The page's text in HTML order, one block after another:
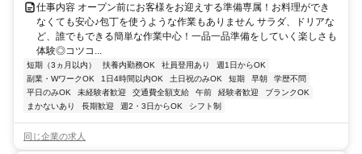
仕事内容 オープン前にお客様をお迎えする準備専属！お料理ができ
なくても安心♪包丁を使うような作業もありません サラダ、ドリアな
ど、誰でもできる簡単な作業中心！一品一品準備をしていく楽しさも
体験◎コツコ...
短期（3ヵ月以内） 扶養内勤務OK 社員登用あり
週1日からOK
副業・WワークOK
1日4時間以内OK 土日祝のみOK 短期 早朝
学歴不問
平日のみOK
未経験者歓迎 交通費全額支給 午前 経験者歓迎
ブランクOK
まかないあり
長期歓迎 週2・3日からOK シフト制
同じ企業の求人